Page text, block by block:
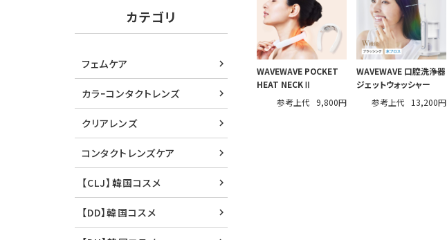
WAVEWAVE POCKET
HEAT NECKⅡ
参考上代 9,800円
WAVEWAVE 口腔洗浄器
ジェットウォッシャー
参考上代
13,200円
カテゴリ
フェムケア
カラｰコンタクトレンズ
クリアレンズ
コンタクトレンズケア
【CLJ】韓国コスメ
【DD】韓国コスメ